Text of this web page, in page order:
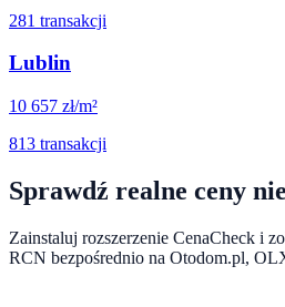
281 transakcji
Lublin
10 657 zł/m²
813 transakcji
Sprawdź realne ceny
Zainstaluj rozszerzenie CenaCheck i
RCN bezpośrednio na Otodom.pl,